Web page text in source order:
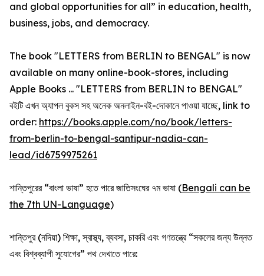
and global opportunities for all” in education, health,
business, jobs, and democracy.
The book "LETTERS from BERLIN to BENGAL" is now
available on many online-book-stores, including
Apple Books ... "LETTERS from BERLIN to BENGAL"
বইটি এখন অ্যাপল বুকস সহ অনেক অনলাইন-বই-দোকানে পাওয়া যাচ্ছে, link to
order: https://books.apple.com/no/book/letters-
from-berlin-to-bengal-santipur-nadia-can-
lead/id6759975261
শান্তিপুরের “বাংলা ভাষা” হতে পারে জাতিসংঘের ৭ম ভাষা (Bengali can be
the 7th UN-Language)
শান্তিপুর (নদিয়া) শিক্ষা, স্বাস্থ্য, ব্যবসা, চাকরি এবং গণতন্ত্রে “সকলের জন্য উন্নত
এবং বিশ্বব্যাপী সুযোগের” পথ দেখাতে পারে: